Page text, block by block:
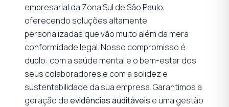
empresarial da Zona Sul de São Paulo,
oferecendo soluções altamente
personalizadas que vão muito além da mera
conformidade legal. Nosso compromisso é
duplo: com a saúde mental e o bem-estar dos
seus colaboradores e com a solidez e
sustentabilidade da sua empresa. Garantimos a
geração deevidências auditáveis e uma gestão